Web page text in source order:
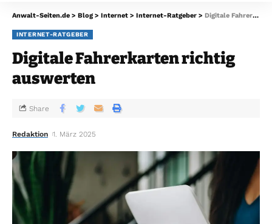
Anwalt-Seiten.de > Blog > Internet > Internet-Ratgeber > Digitale Fahrerkarten richtig auswerten
INTERNET-RATGEBER
Digitale Fahrerkarten richtig
auswerten
Redaktion 1. März 2025
Share